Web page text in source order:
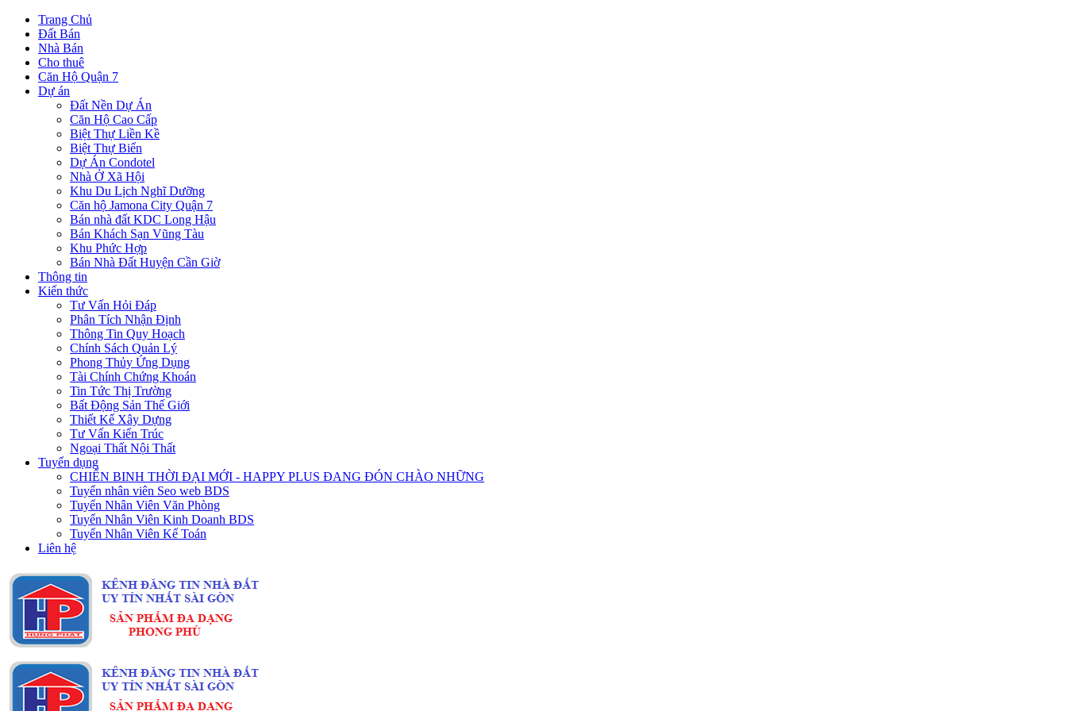
Trang Chủ
Đất Bán
Nhà Bán
Cho thuê
Căn Hộ Quận 7
Dự án
Đất Nền Dự Án
Căn Hộ Cao Cấp
Biệt Thự Liền Kề
Biệt Thự Biển
Dự Án Condotel
Nhà Ở Xã Hội
Khu Du Lịch Nghĩ Dưỡng
Căn hộ Jamona City Quận 7
Bán nhà đất KDC Long Hậu
Bán Khách Sạn Vũng Tàu
Khu Phức Hợp
Bán Nhà Đất Huyện Cần Giờ
Thông tin
Kiến thức
Tư Vấn Hỏi Đáp
Phân Tích Nhận Định
Thông Tin Quy Hoạch
Chính Sách Quản Lý
Phong Thủy Ứng Dụng
Tài Chính Chứng Khoán
Tin Tức Thị Trường
Bất Động Sản Thế Giới
Thiết Kế Xây Dựng
Tư Vấn Kiến Trúc
Ngoại Thất Nội Thất
Tuyển dụng
CHIẾN BINH THỜI ĐẠI MỚI - HAPPY PLUS ĐANG ĐÓN CHÀO NHỮNG
Tuyển nhân viên Seo web BDS
Tuyển Nhân Viên Văn Phòng
Tuyển Nhân Viên Kinh Doanh BDS
Tuyển Nhân Viên Kế Toán
Liên hệ